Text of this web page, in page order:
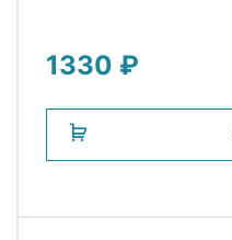
1330 ₽